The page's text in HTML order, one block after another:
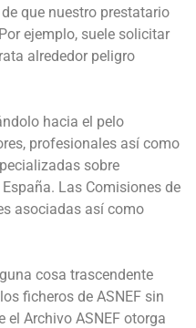
que nuestro prestatario
ejemplo, suele solicitar
alrededor peligro
hacia el pelo
profesionales así­ como
sobre
Las Comisiones de
asociadas así­ como
cosa trascendente
ficheros de ASNEF sin
el Archivo ASNEF otorga